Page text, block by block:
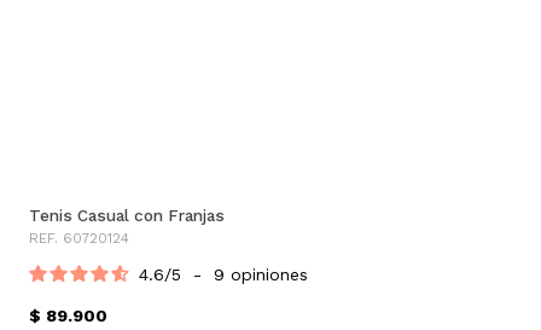
Tenis Casual con Franjas
REF. 60720124
4.6/5 - 9 opiniones
$ 89.900